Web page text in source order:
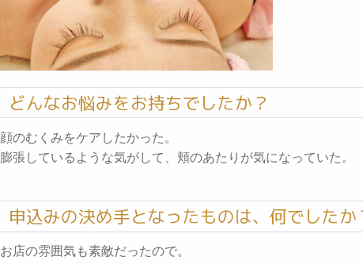
どんなお悩みをお持ちでしたか？
顔のむくみをケアしたかった。
膨張しているような気がして、頬のあたりが気になっていた。
申込みの決め手となったものは、何でしたか
お店の雰囲気も素敵だったので。